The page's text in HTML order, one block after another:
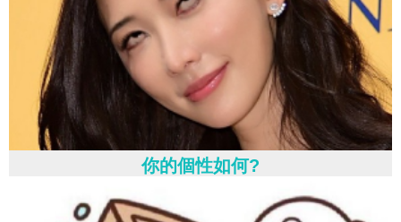
你的個性如何?